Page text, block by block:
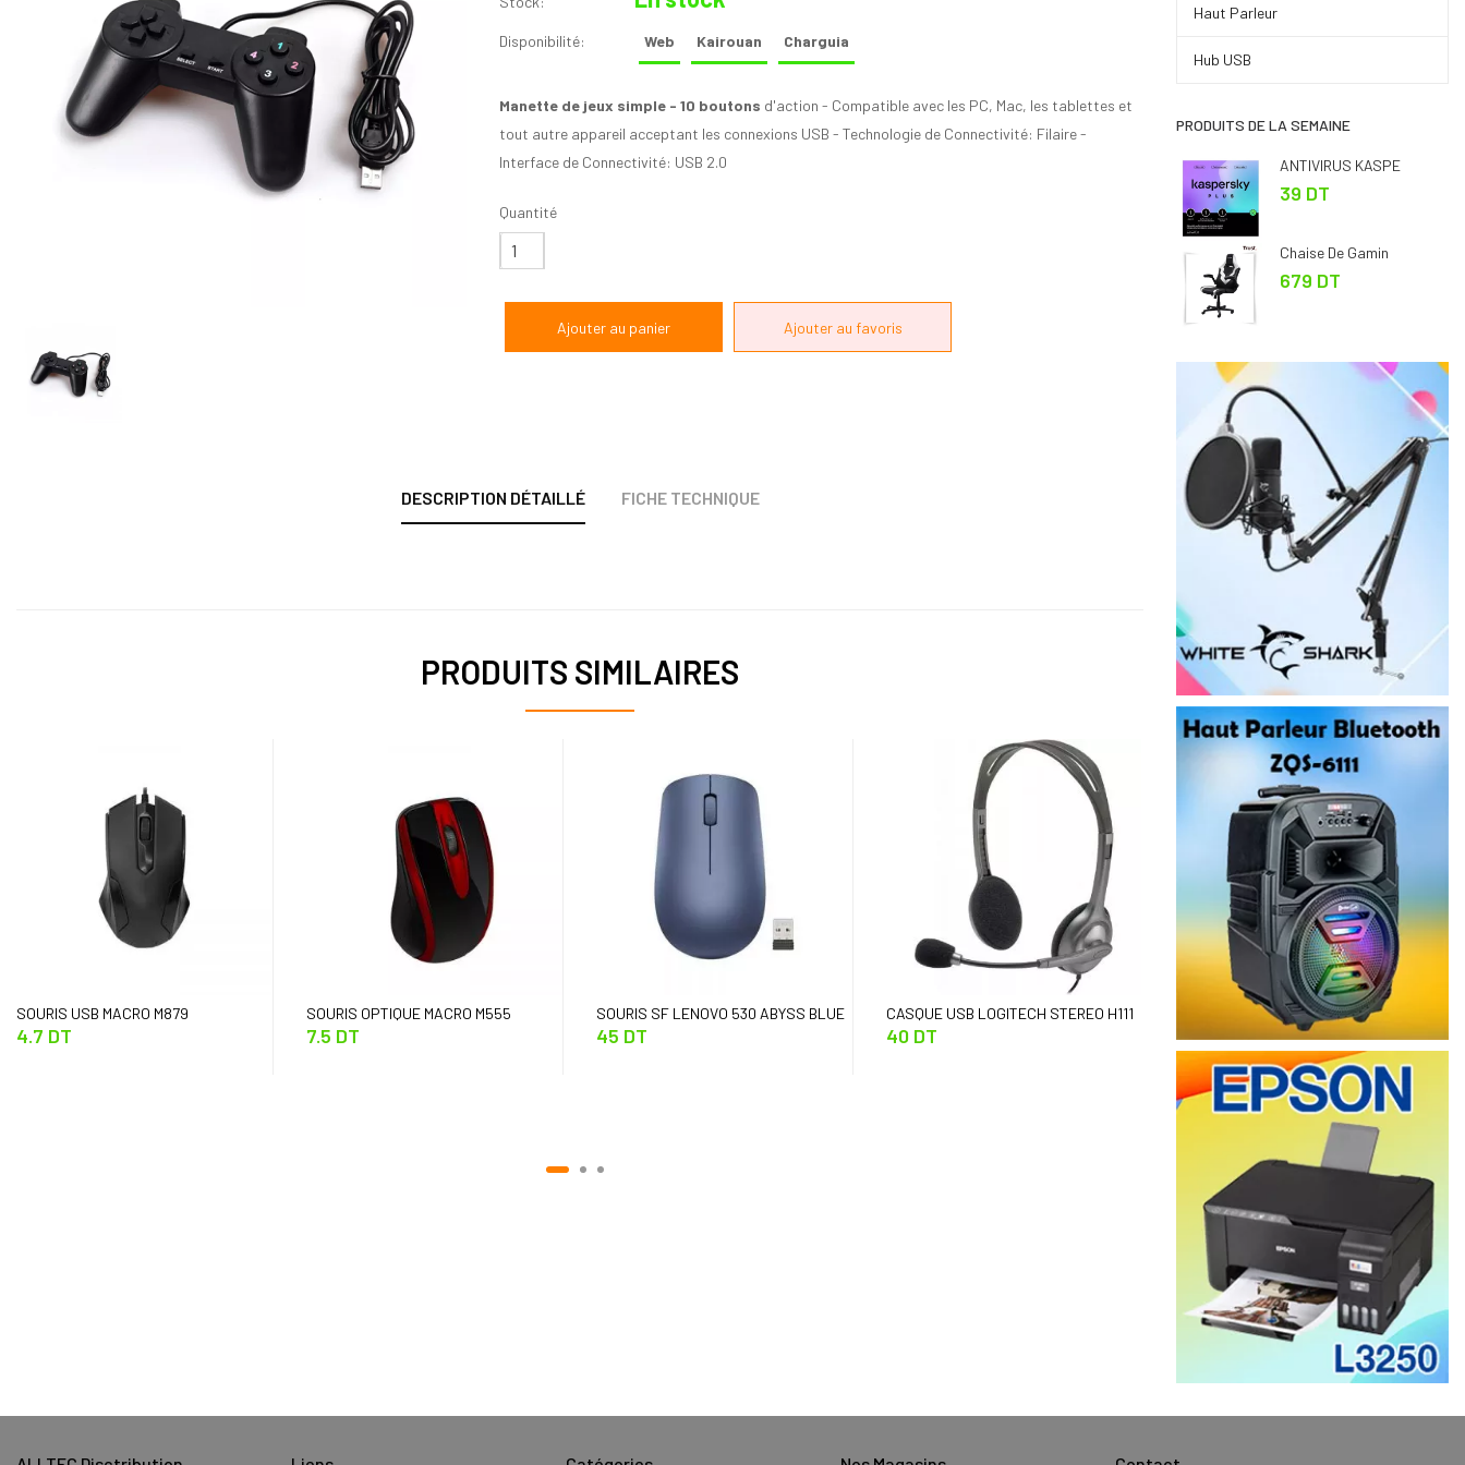
Disponibilité: Web Kairouan Charguia
Manette de jeux simple - 10 boutons d'action - Compatible avec les PC, Mac, les tablettes et
tout autre appareil acceptant les connexions USB - Technologie de Connectivité: Filaire -
Interface de Connectivité: USB 2.0
Quantité
DESCRIPTION DÉTAILLÉ FICHE TECHNIQUE
PRODUITS SIMILAIRES
SOURIS USB MACRO M879
4.7 DT
SOURIS OPTIQUE MACRO M555
7.5 DT
SOURIS SF LENOVO 530 ABYSS BLUE
45 DT
CASQUE USB LOGITECH STEREO H111
40 DT
Manette USB DOUBLE SIMPLE 701D
10.9 DT
Haut Parleur
Hub USB
PRODUITS DE LA SEMAINE
ANTIVIRUS KASPE
39 DT
Chaise De Gamin
679 DT